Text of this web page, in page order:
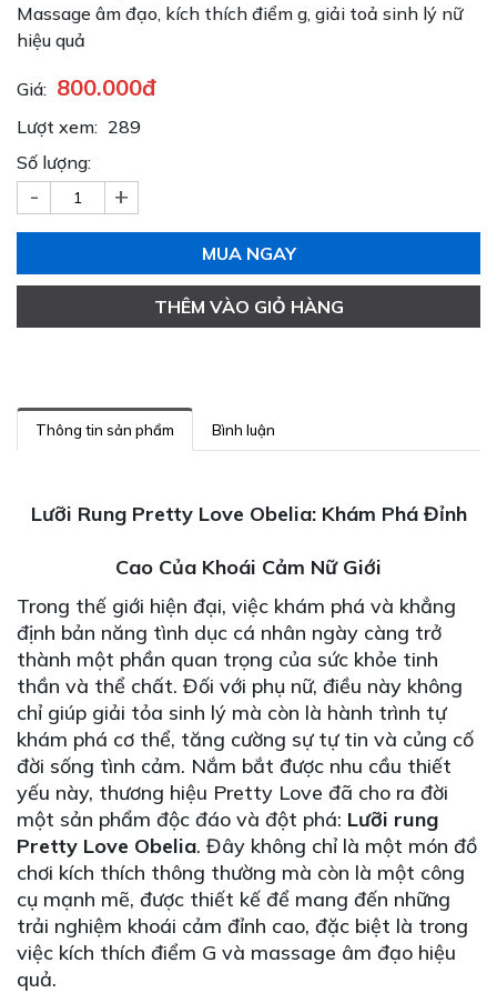
Massage âm đạo, kích thích điểm g, giải toả sinh lý nữ
hiệu quả
Giá: 800.000đ
Lượt xem: 289
Số lượng:
- +
MUA NGAY
THÊM VÀO GIỎ HÀNG
Thông tin sản phẩm Bình luận
Lưỡi Rung Pretty Love Obelia: Khám Phá Đỉnh
Cao Của Khoái Cảm Nữ Giới
Trong thế giới hiện đại, việc khám phá và khẳng
định bản năng tình dục cá nhân ngày càng trở
thành một phần quan trọng của sức khỏe tinh
thần và thể chất. Đối với phụ nữ, điều này không
chỉ giúp giải tỏa sinh lý mà còn là hành trình tự
khám phá cơ thể, tăng cường sự tự tin và củng cố
đời sống tình cảm. Nắm bắt được nhu cầu thiết
yếu này, thương hiệu Pretty Love đã cho ra đời
một sản phẩm độc đáo và đột phá: Lưỡi rung
Pretty Love Obelia. Đây không chỉ là một món đồ
chơi kích thích thông thường mà còn là một công
cụ mạnh mẽ, được thiết kế để mang đến những
trải nghiệm khoái cảm đỉnh cao, đặc biệt là trong
việc kích thích điểm G và massage âm đạo hiệu
quả.